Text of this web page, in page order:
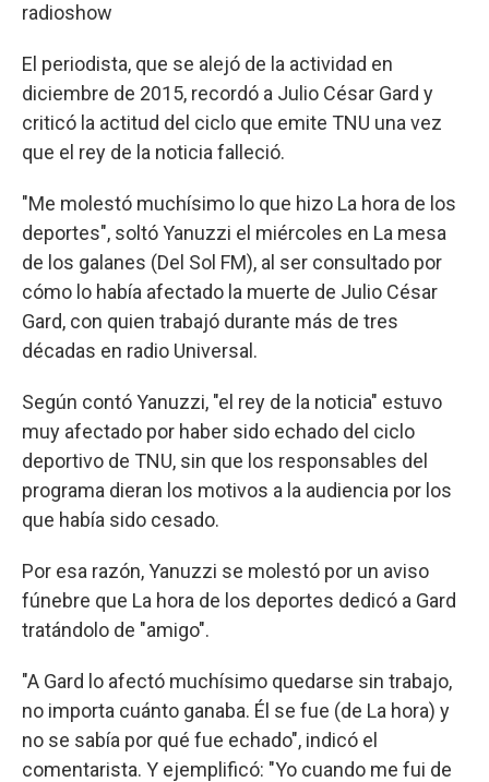
radioshow
El periodista, que se alejó de la actividad en
diciembre de 2015, recordó a Julio César Gard y
criticó la actitud del ciclo que emite TNU una vez
que el rey de la noticia falleció.
"Me molestó muchísimo lo que hizo La hora de los
deportes", soltó Yanuzzi el miércoles en La mesa
de los galanes (Del Sol FM), al ser consultado por
cómo lo había afectado la muerte de Julio César
Gard, con quien trabajó durante más de tres
décadas en radio Universal.
Según contó Yanuzzi, "el rey de la noticia" estuvo
muy afectado por haber sido echado del ciclo
deportivo de TNU, sin que los responsables del
programa dieran los motivos a la audiencia por los
que había sido cesado.
Por esa razón, Yanuzzi se molestó por un aviso
fúnebre que La hora de los deportes dedicó a Gard
tratándolo de "amigo".
"A Gard lo afectó muchísimo quedarse sin trabajo,
no importa cuánto ganaba. Él se fue (de La hora) y
no se sabía por qué fue echado", indicó el
comentarista. Y ejemplificó: "Yo cuando me fui de